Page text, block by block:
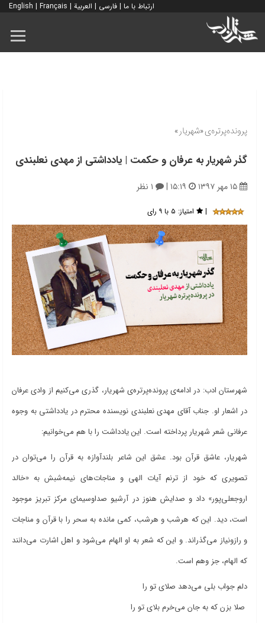
ارتباط با ما | فارسی | العربية |
English | Français
پرونده‌پرتره‌ی «شهریار»
گذر شهریار به عرفان و حکمت | یادداشتی از مهدی نعلبندی
۱۵ مهر ۱۳۹۷ ۱۵:۱۹ | ۱ نظر
| امتیاز: ۵ با ۹ رای
شهرستان ادب: در ادامه‌ی پرونده‌پرتره‌ی شهریار، گذری می‌کنیم از وادی‌ عرفان
در اشعار او. جناب آقای مهدی نعلبندی نویسنده محترم در یادداشتی به وجوه
عرفانی شعر شهریار پرداخته است. این یادداشت را با هم می‌خوانیم:
شهریار، عاشق قرآن بود. عشق این شاعر بلندآوازه به قرآن را می‌توان در
تصویری که خود از ترنم آیات الهی و مناجات‌های نیمه‌شبش به «خالد
اروجعلی‌پور» داد و صدایش هنوز در آرشیو صداوسیمای مرکز تبریز موجود
است، دید. این که هرشب و هرشب، کمی مانده به سحر را با قرآن و مناجات
و رازونیاز می‌گذراند. و این که شعر به او الهام می‌شود و اهل اشارت می‌دانند
که الهام، جز وهم است.
دلم جواب بلی می‌دهد صلای تو را
صلا بزن که به جان می‌خرم بلای تو را